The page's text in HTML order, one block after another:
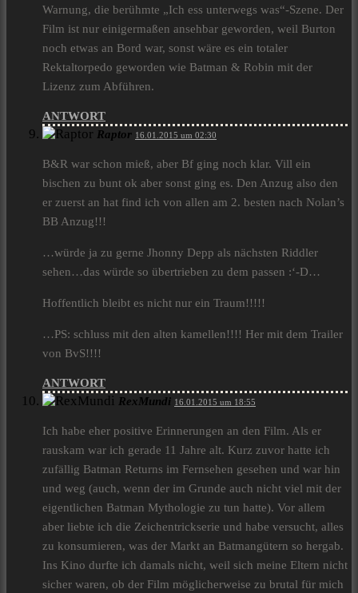
Warnung, die berühmte „Ich ess unterwegs was“-Szene. Der
Film ist nur einigermaßen ansehbar geworden, weil Burton
noch etwas an Bord war, sonst wäre es ein totaler
Rektaltorpedo geworden wie Batman & Robin mit der
Lizenz zum Abführen.
ANTWORT
Raptor 16.01.2015 um 02:30
B&R war schon mieß, aber Bf ging noch klar. Vill ein
bischen zu bunt ok aber sonst ging es. Den Anzug also den
er zuerst an hat find ich von allen am 2. besten nach Nolan’s
BB Anzug!!!
…würde ja zu gerne Jhonny Depp als nächsten Riddler
sehen…das würde so übertrieben zu dem passen :‘-D…
Hoffentlich bleibt es nicht nur ein Traum!!!!!
…PS: schluss mit den alten kamellen!!!! Her mit dem Trailer
von BvS!!!!
ANTWORT
RexMundi 16.01.2015 um 18:55
Ich habe eher positive Erinnerungen an den Film. Als er
rauskam war ich gerade 11 Jahre alt. Kurz zuvor hatte ich
zufällig Batman Returns im Fernsehen gesehen und war hin
und weg (auch, wenn der im Grunde auch nicht viel mit der
eigentlichen Batman Mythologie zu tun hatte). Vor allem
aber liebte ich die Zeichentrickserie und habe versucht, alles
zu konsumieren, was der Markt an Batmangütern so hergab.
Ins Kino durfte ich damals nicht, weil sich meine Eltern nicht
sicher waren, ob der Film möglicherweise zu brutal für mich